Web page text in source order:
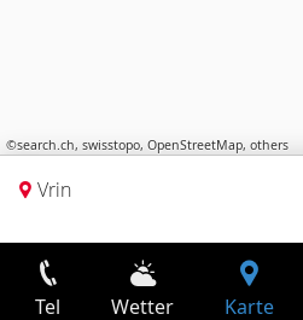
©search.ch, swisstopo, OpenStreetMap, others
Vrin
Tel Wetter Karte